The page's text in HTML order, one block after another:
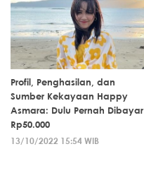
Profil, Penghasilan, dan
Sumber Kekayaan Happy
Asmara: Dulu Pernah Dibayar
Rp50.000
13/10/2022 15:54 WIB